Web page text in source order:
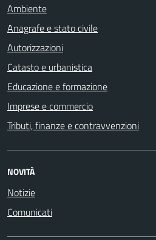
Ambiente
Anagrafe e stato civile
Autorizzazioni
Catasto e urbanistica
Educazione e formazione
Imprese e commercio
Tributi, finanze e contravvenzioni
NOVITÀ
Notizie
Comunicati